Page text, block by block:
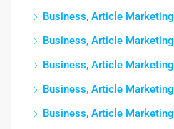
Business, Article Marketing
Business, Article Marketing
Business, Article Marketing
Business, Article Marketing
Business, Article Marketing